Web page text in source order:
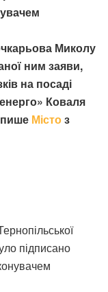
Миколу
ним заяви,
на посаді
Коваля
Містоз
підписано